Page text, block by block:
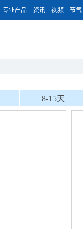
专业产品 资讯 视频 节气
8-15天